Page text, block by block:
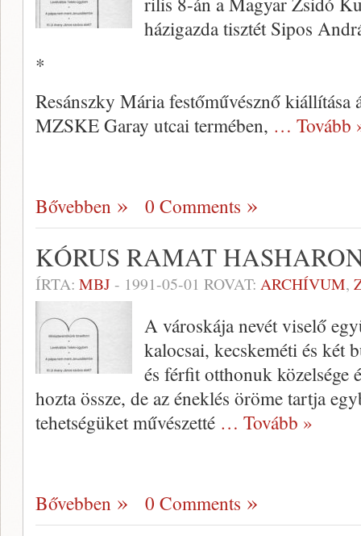
házigaz­da tisztét Sipos
*
Resánszky Mária festőművész­nő
MZSKE Garay utcai ter­mében, … Tovább
Bővebben 0 Comments
KÓRUS RAMAT
ÍRTA: MBJ- 1991-05-01 ROVAT: ARCHÍVUM,
A városkája nevét viselő
kalocsai, kecskeméti és két
és férfit ottho­nuk közelsége
hozta össze, de az éneklés öröme tartja
tehet­ségüket művészetté … Tovább »
Bővebben 0 Comments